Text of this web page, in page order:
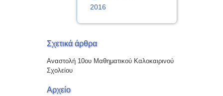
2016
Σχετικά άρθρα
Αναστολή 10ου Μαθηματικού Καλοκαιρινού
Σχολείου
Αρχείο